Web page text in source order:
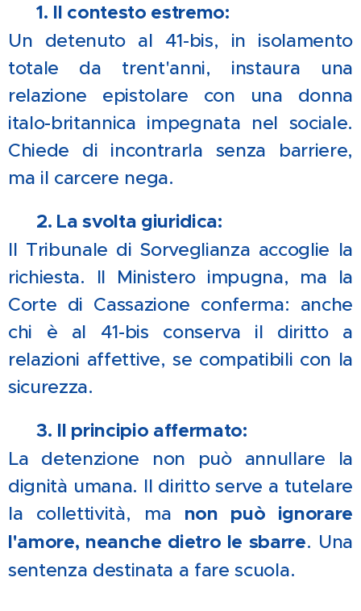
🔒1. Il contesto estremo:
Un detenuto al 41-bis, in isolamento
totale da trent'anni, instaura una
relazione epistolare con una donna
italo-britannica impegnata nel sociale.
Chiede di incontrarla senza barriere,
ma il carcere nega.
2. La svolta giuridica:
Il Tribunale di Sorveglianza accoglie la
richiesta. Il Ministero impugna, ma la
Corte di Cassazione conferma: anche
chi è al 41-bis conserva il diritto a
relazioni affettive, se compatibili con la
sicurezza.
❤️3. Il principio affermato:
La detenzione non può annullare la
dignità umana. Il diritto serve a tutelare
la collettività, ma non può ignorare
l'amore, neanche dietro le sbarre. Una
sentenza destinata a fare scuola.